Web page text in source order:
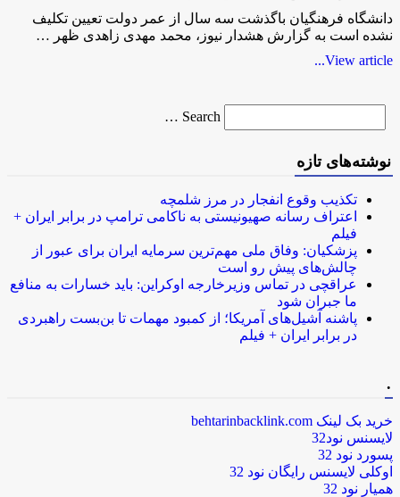
دانشگاه فرهنگیان باگذشت سه سال از عمر دولت تعیین تکلیف
نشده است به گزارش هشدار نیوز، محمد مهدی زاهدی ظهر …
View article...
for
Search …
نوشته‌های تازه
تکذیب وقوع انفجار در مرز شلمچه
اعتراف رسانه صهیونیستی به ناکامی ترامپ در برابر ایران +
فیلم
پزشکیان: وفاق ملی مهم‌ترین سرمایه ایران برای عبور از
چالش‌های پیش رو است
عراقچی در تماس وزیرخارجه اوکراین: باید خسارات به منافع
ما جبران شود
پاشنه آشیل‌های آمریکا؛ از کمبود مهمات تا بن‌بست راهبردی
در برابر ایران + فیلم
خرید بک لینک behtarinbacklink.com
لایسنس نود32
پسورد نود 32
اوکلی لایسنس رایگان نود 32
همیار نود 32